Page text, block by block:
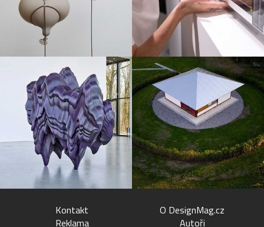
Kontakt
Reklama
O DesignMag.cz
Autoři